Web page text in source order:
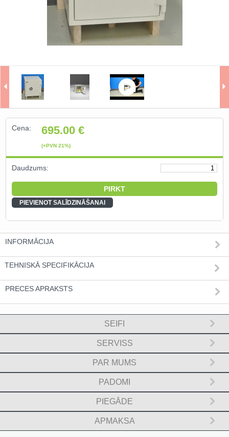
Cena: 695.00 €
(+PVN 21%)
Daudzums:
PIEVIENOT SALĪDZINĀŠANAI
INFORMĀCIJA
TEHNISKĀ SPECIFIKĀCIJA
PRECES APRAKSTS
SEIFI
SERVISS
PAR MUMS
PADOMI
PIEGĀDE
APMAKSA
Individuālie seifi ()
Naudas glabātuves un bruņu
Ielogoties